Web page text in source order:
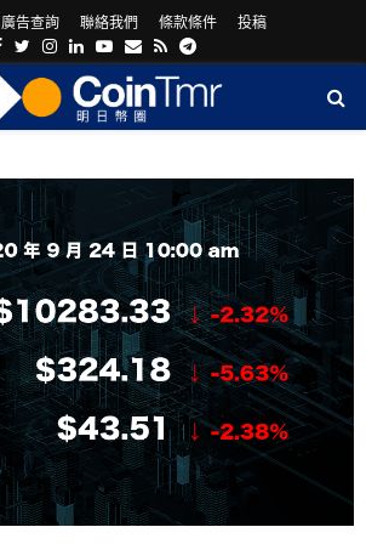
廣告查詢 聯絡我們 條款條件 投稿
Facebook
Twitter
Instagram
LinkedinYoutube
Email
RssTelegram